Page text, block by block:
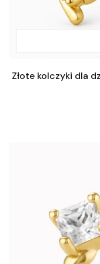
Złote kolczyki dla